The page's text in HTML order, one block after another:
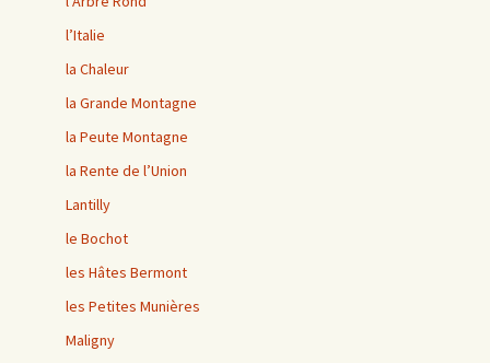
l’Italie
la Chaleur
la Grande Montagne
la Peute Montagne
la Rente de l’Union
Lantilly
le Bochot
les Hâtes Bermont
les Petites Munières
Maligny